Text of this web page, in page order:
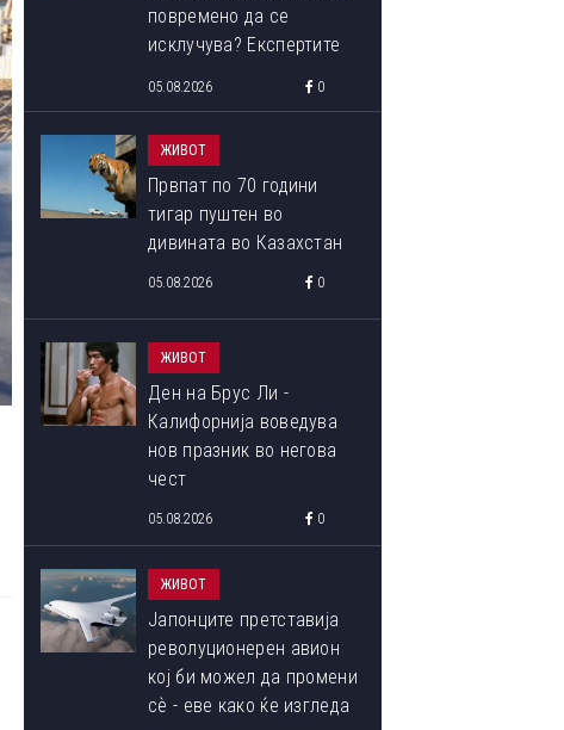
повремено да се
исклучува? Експертите
троши помалку струја
05.08.2026 0
ЖИВОТ
Првпат по 70 години
тигар пуштен во
дивината во Казахстан
05.08.2026 0
ЖИВОТ
Ден на Брус Ли -
Калифорнија воведува
нов празник во негова
чест
05.08.2026 0
ЖИВОТ
Јапонците претставија
револуционерен авион
кој би можел да промени
сѐ - еве како ќе изгледа